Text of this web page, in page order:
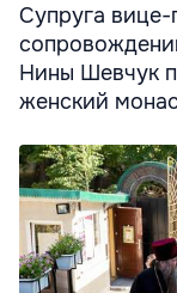
Супруга вице-
Нины Шевчук
женский